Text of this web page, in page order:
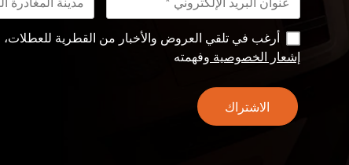
أرغب في تلقي العروض والأخبار من القطرية
إشعار الخصوصية وفهمته
الاشتراك